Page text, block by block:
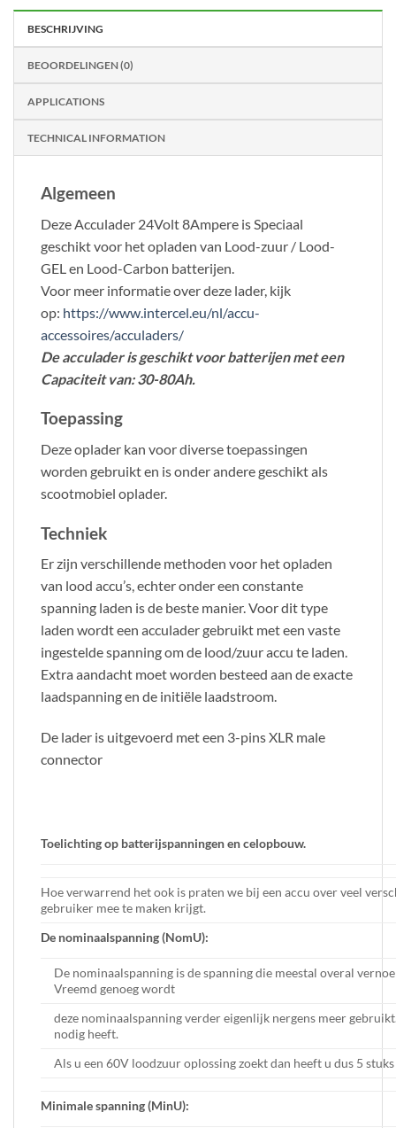
BESCHRIJVING
BEOORDELINGEN (0)
APPLICATIONS
TECHNICAL INFORMATION
Algemeen
Deze Acculader 24Volt 8Ampere is Speciaal
geschikt voor het opladen van Lood-zuur / Lood-
GEL en Lood-Carbon batterijen.
Voor meer informatie over deze lader, kijk
op: https://www.intercel.eu/nl/accu-
accessoires/acculaders/
De acculader is geschikt voor batterijen met een
Capaciteit van: 30-80Ah.
Toepassing
Deze oplader kan voor diverse toepassingen
worden gebruikt en is onder andere geschikt als
scootmobiel oplader.
Techniek
Er zijn verschillende methoden voor het opladen
van lood accu’s, echter onder een constante
spanning laden is de beste manier. Voor dit type
laden wordt een acculader gebruikt met een vaste
ingestelde spanning om de lood/zuur accu te laden.
Extra aandacht moet worden besteed aan de exacte
laadspanning en de initiële laadstroom.
De lader is uitgevoerd met een 3-pins XLR male
connector
Toelichting op batterijspanningen en celopbouw.
Hoe verwarrend het ook is praten we bij een accu over veel
gebruiker mee te maken krijgt.
De nominaalspanning (NomU):
De nominaalspanning is de spanning die meestal overal
Vreemd genoeg wordt
deze nominaalspanning verder eigenlijk nergens meer
nodig heeft.
Als u een 60V loodzuur oplossing zoekt dan heeft u dus 5
Minimale spanning (MinU):